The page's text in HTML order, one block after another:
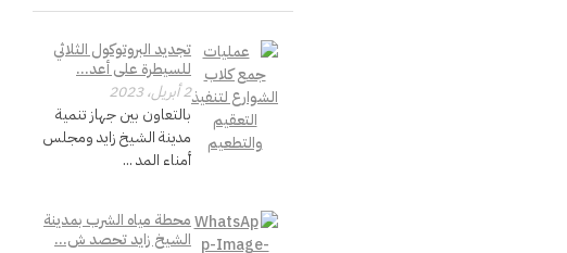
تجديد البروتوكول الثلاثي
للسيطرة على أعد...
2 أبريل، 2023
بالتعاون بين جهاز تنمية
مدينة الشيخ زايد ومجلس
أمناء المد ...
محطة مياه الشرب بمدينة
الشيخ زايد تحصد ش...